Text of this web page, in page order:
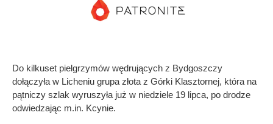
Do kilkuset pielgrzymów wędrujących z Bydgoszczy
dołączyła w Licheniu grupa złota z Górki Klasztornej, która na
pątniczy szlak wyruszyła już w niedziele 19 lipca, po drodze
odwiedzając m.in. Kcynie.